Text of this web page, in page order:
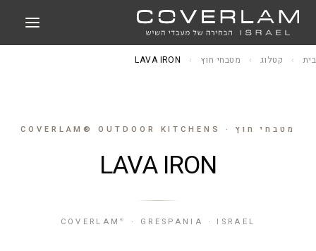
בית › קטלוג › מטבחי חוץ ›
LAVA IRON
מטבחי חוץ · COVERLAM® OUTDOOR KITCHENS
LAVA IRON
COVERLAM® · GRESPANIA · ISRAEL